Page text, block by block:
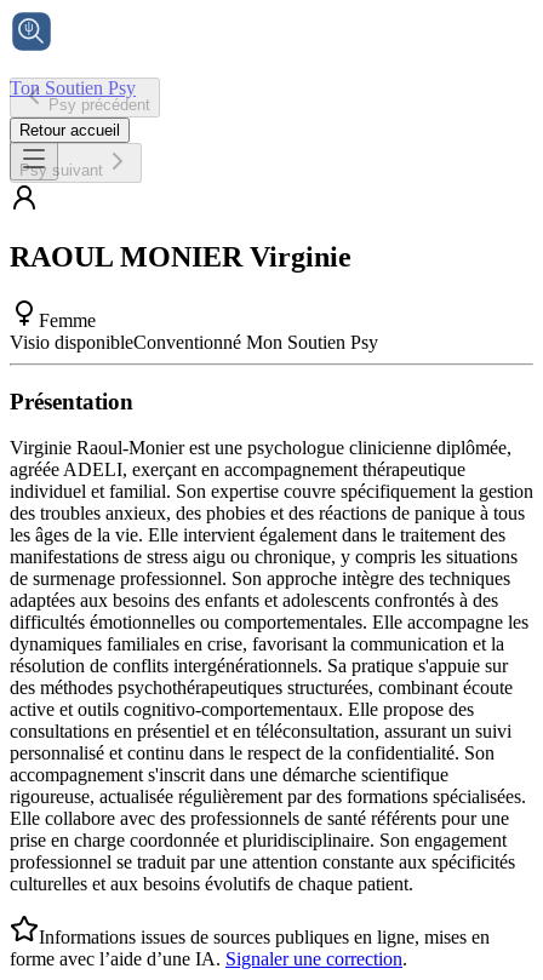
Ton Soutien Psy
Accueil
Psy précédent
Retour accueil
Psy suivant
RAOUL MONIER Virginie
Femme
Visio disponibleConventionné Mon Soutien Psy
Présentation
Virginie Raoul-Monier est une psychologue clinicienne diplômée,
agréée ADELI, exerçant en accompagnement thérapeutique
individuel et familial. Son expertise couvre spécifiquement la gestion
des troubles anxieux, des phobies et des réactions de panique à tous
les âges de la vie. Elle intervient également dans le traitement des
manifestations de stress aigu ou chronique, y compris les situations
de surmenage professionnel. Son approche intègre des techniques
adaptées aux besoins des enfants et adolescents confrontés à des
difficultés émotionnelles ou comportementales. Elle accompagne les
dynamiques familiales en crise, favorisant la communication et la
résolution de conflits intergénérationnels. Sa pratique s'appuie sur
des méthodes psychothérapeutiques structurées, combinant écoute
active et outils cognitivo-comportementaux. Elle propose des
consultations en présentiel et en téléconsultation, assurant un suivi
personnalisé et continu dans le respect de la confidentialité. Son
accompagnement s'inscrit dans une démarche scientifique
rigoureuse, actualisée régulièrement par des formations spécialisées.
Elle collabore avec des professionnels de santé référents pour une
prise en charge coordonnée et pluridisciplinaire. Son engagement
professionnel se traduit par une attention constante aux spécificités
culturelles et aux besoins évolutifs de chaque patient.
Informations issues de sources publiques en ligne, mises en
forme avec l’aide d’une IA. Signaler une correction.